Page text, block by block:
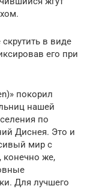
в виде
его при
покорил
нашей
по
Диснея. Это и
мир с
же,
Для лучшего